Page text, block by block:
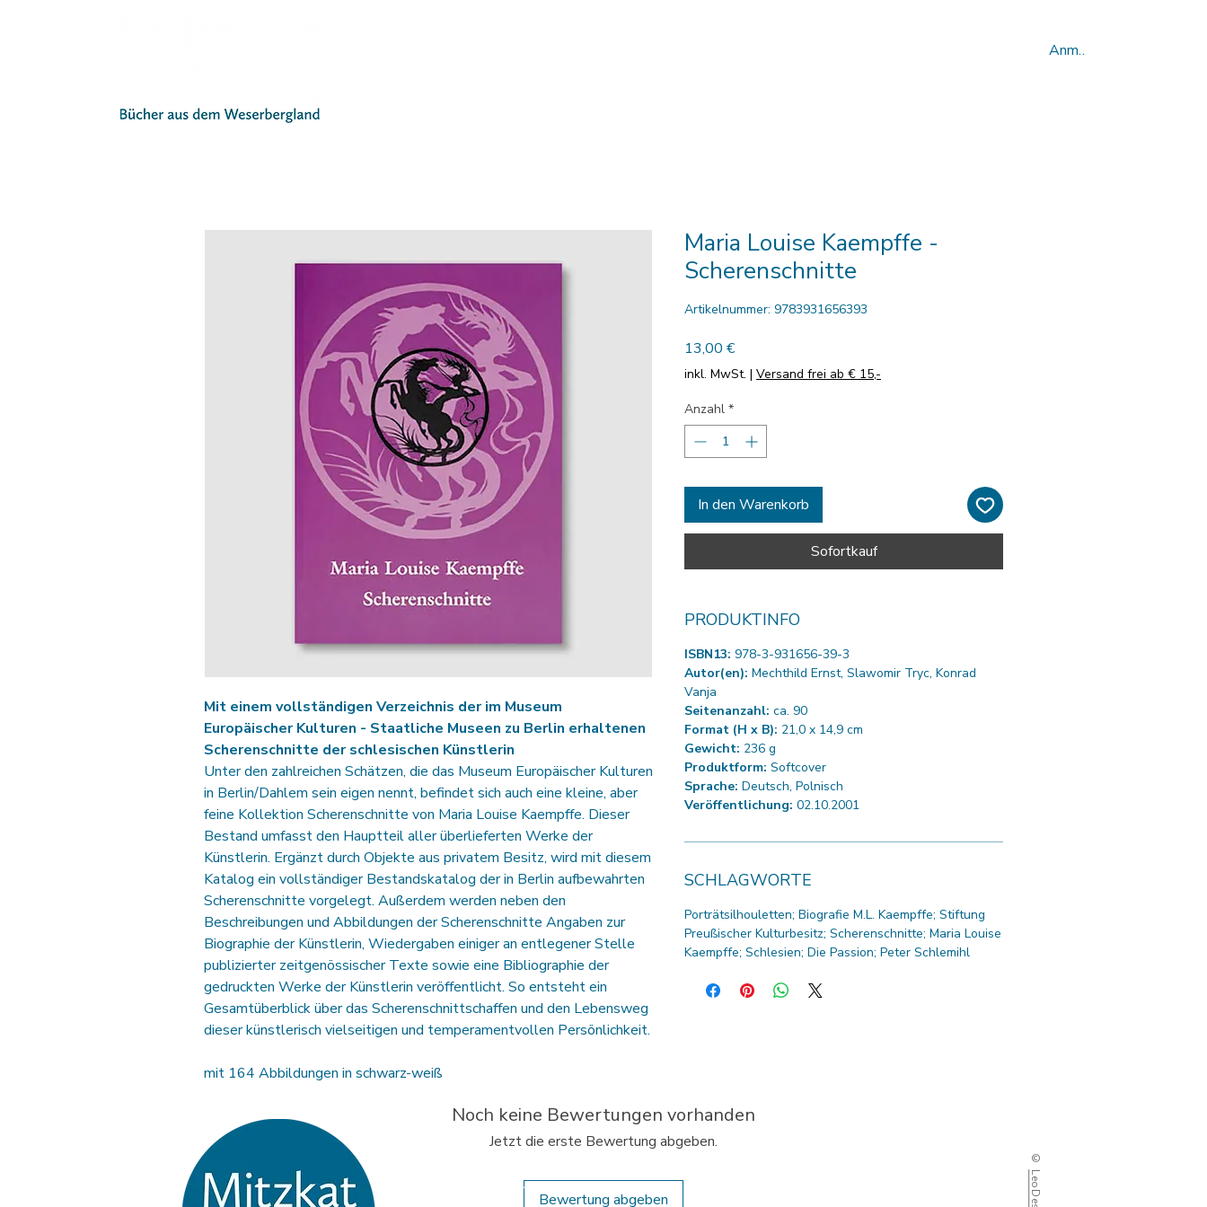
Anmelden
Mit einem vollständigen Verzeichnis der im Museum
Europäischer Kulturen - Staatliche Museen zu Berlin erhaltenen
Scherenschnitte der schlesischen Künstlerin
Unter den zahlreichen Schätzen, die das Museum Europäischer Kulturen
in Berlin/Dahlem sein eigen nennt, befindet sich auch eine kleine, aber
feine Kollektion Scherenschnitte von Maria Louise Kaempffe. Dieser
Bestand umfasst den Hauptteil aller überlieferten Werke der
Künstlerin. Ergänzt durch Objekte aus privatem Besitz, wird mit diesem
Katalog ein vollständiger Bestandskatalog der in Berlin aufbewahrten
Scherenschnitte vorgelegt. Außerdem werden neben den
Beschreibungen und Abbildungen der Scherenschnitte Angaben zur
Biographie der Künstlerin, Wiedergaben einiger an entlegener Stelle
publizierter zeitgenössischer Texte sowie eine Bibliographie der
gedruckten Werke der Künstlerin veröffentlicht. So entsteht ein
Gesamtüberblick über das Scherenschnittschaffen und den Lebensweg
dieser künstlerisch vielseitigen und temperamentvollen Persönlichkeit.
mit 164 Abbildungen in schwarz-weiß
Maria Louise Kaempffe -
Scherenschnitte
Artikelnummer: 9783931656393
13,00 €Preis
inkl. MwSt. | Versand frei ab € 15,-
Anzahl *
In den Warenkorb
Sofortkauf
PRODUKTINFO
ISBN13: 978-3-931656-39-3
Autor(en): Mechthild Ernst, Slawomir Tryc, Konrad
Vanja
Seitenanzahl: ca. 90
Format (H x B): 21,0 x 14,9 cm
Gewicht: 236 g
Produktform: Softcover
Sprache: Deutsch, Polnisch
Veröffentlichung: 02.10.2001
SCHLAGWORTE
Porträtsilhouletten; Biografie M.L. Kaempffe; Stiftung
Preußischer Kulturbesitz; Scherenschnitte; Maria Louise
Kaempffe; Schlesien; Die Passion; Peter Schlemihl
Noch keine Bewertungen vorhanden
Jetzt die erste Bewertung abgeben.
Bewertung abgeben
Allersheimer Str. 45
©